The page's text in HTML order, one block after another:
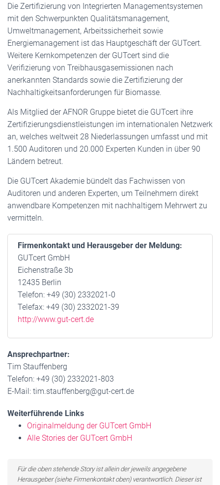
Die Zertifizierung von Integrierten Managementsystemen
mit den Schwerpunkten Qualitätsmanagement,
Umweltmanagement, Arbeitssicherheit sowie
Energiemanagement ist das Hauptgeschäft der GUTcert.
Weitere Kernkompetenzen der GUTcert sind die
Verifizierung von Treibhausgasemissionen nach
anerkannten Standards sowie die Zertifizierung der
Nachhaltigkeitsanforderungen für Biomasse.
Als Mitglied der AFNOR Gruppe bietet die GUTcert ihre
Zertifizierungsdienstleistungen im internationalen Netzwerk
an, welches weltweit 28 Niederlassungen umfasst und mit
1.500 Auditoren und 20.000 Experten Kunden in über 90
Ländern betreut.
Die GUTcert Akademie bündelt das Fachwissen von
Auditoren und anderen Experten, um Teilnehmern direkt
anwendbare Kompetenzen mit nachhaltigem Mehrwert zu
vermitteln.
Firmenkontakt und Herausgeber der Meldung:
GUTcert GmbH
Eichenstraße 3b
12435 Berlin
Telefon: +49 (30) 2332021-0
Telefax: +49 (30) 2332021-39
http://www.gut-cert.de
Ansprechpartner:
Tim Stauffenberg
Telefon: +49 (30) 2332021-803
E-Mail: tim.stauffenberg@gut-cert.de
Weiterführende Links
Originalmeldung der GUTcert GmbH
Alle Stories der GUTcert GmbH
Für die oben stehende Story ist allein der jeweils angegebene
Herausgeber (siehe Firmenkontakt oben) verantwortlich. Dieser ist